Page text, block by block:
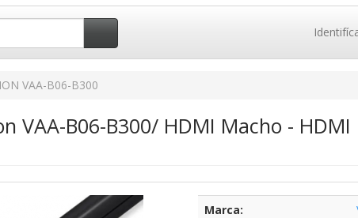
VAA-B06-B300
VAA-B06-B300/ HDMI Macho -
Marca: